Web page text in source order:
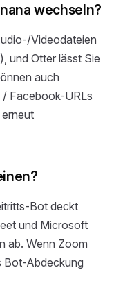
wechseln?
Videodateien
und Otter lässt Sie
auch
Facebook-URLs
Bot deckt
und Microsoft
ab. Wenn Zoom
Bot-Abdeckung